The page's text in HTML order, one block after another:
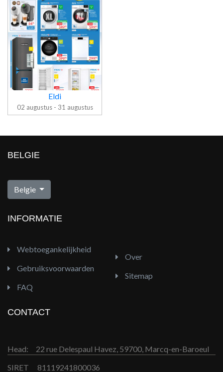
Folder Eldi
Eldi
02 augustus - 31 augustus
BELGIE
Belgie
INFORMATIE
Webtoegankelijkheid
Gebruiksvoorwaarden
FAQ
Over
Sitemap
CONTACT
Head:
22 rue Delespaul Havez, 59700, Marcq-en-Baroeul
SIRET
81119241800036